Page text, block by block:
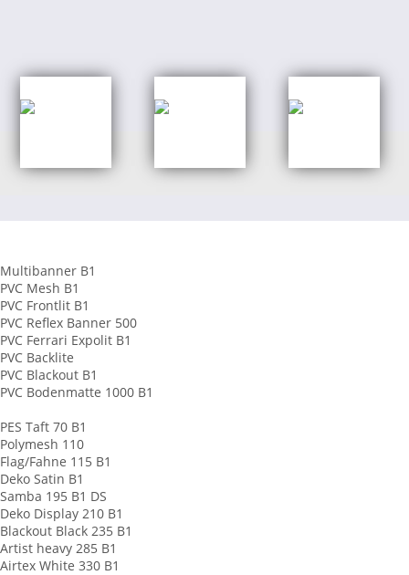
Multibanner B1
PVC Mesh B1
PVC Frontlit B1
PVC Reflex Banner 500
PVC Ferrari Expolit B1
PVC Backlite
PVC Blackout B1
PVC Bodenmatte 1000 B1
PES Taft 70 B1
Polymesh 110
Flag/Fahne 115 B1
Deko Satin B1
Samba 195 B1 DS
Deko Display 210 B1
Blackout Black 235 B1
Artist heavy 285 B1
Airtex White 330 B1